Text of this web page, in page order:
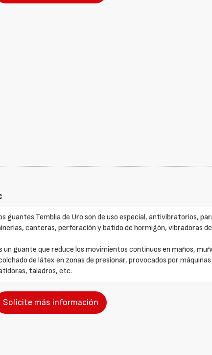
guantes Temblia de Uro son de uso especial, antivibratorios,
canteras, perforación y batido de hormigón, vibradoras
un guante que reduce los movimientos continuos en maños,
de látex en zonas de presionar, provocados por
taladros, etc.
Solicite más información